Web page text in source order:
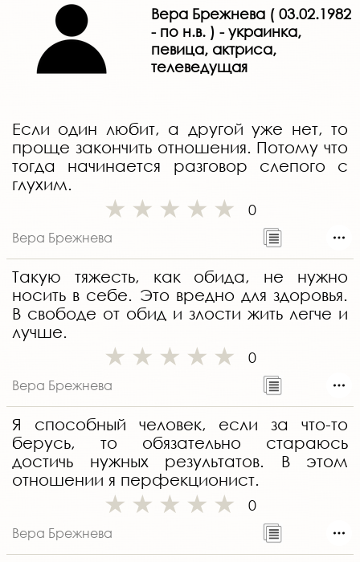
Вера Брежнева ( 03.02.1982
- по н.в. ) - украинка,
певица, актриса,
телеведущая
Если один любит, а другой уже нет, то
проще закончить отношения. Потому что
тогда начинается разговор слепого с
глухим.
0
Вера Брежнева
Такую тяжесть, как обида, не нужно
носить в себе. Это вредно для здоровья.
В свободе от обид и злости жить легче и
лучше.
0
Вера Брежнева
Я способный человек, если за что-то
берусь, то обязательно стараюсь
достичь нужных результатов. В этом
отношении я перфекционист.
0
Вера Брежнева